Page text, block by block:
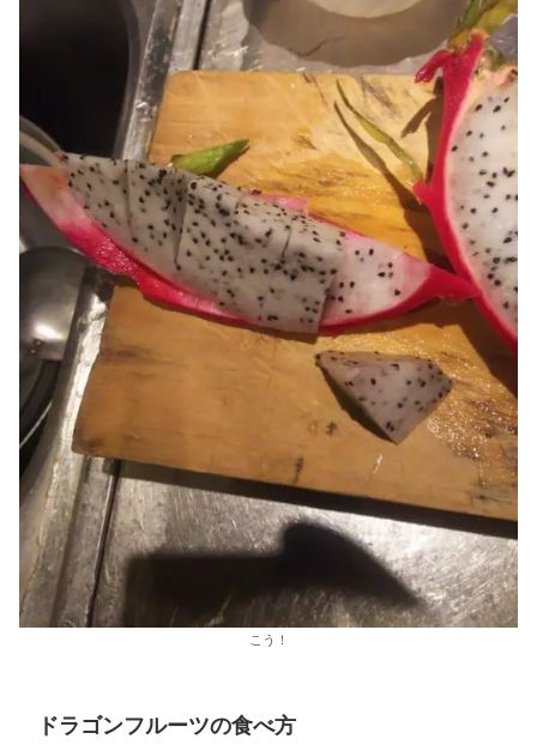
こう！
ドラゴンフルーツの食べ方